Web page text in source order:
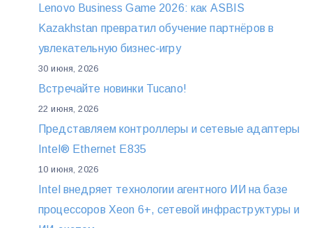
Lenovo Business Game 2026: как ASBIS
Kazakhstan превратил обучение партнёров в
увлекательную бизнес-игру
30 июня, 2026
Встречайте новинки Tucano!
22 июня, 2026
Представляем контроллеры и сетевые адаптеры
Intel® Ethernet E835
10 июня, 2026
Intel внедряет технологии агентного ИИ на базе
процессоров Xeon 6+, сетевой инфраструктуры и